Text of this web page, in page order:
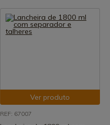
Ver produto
REF: 67007